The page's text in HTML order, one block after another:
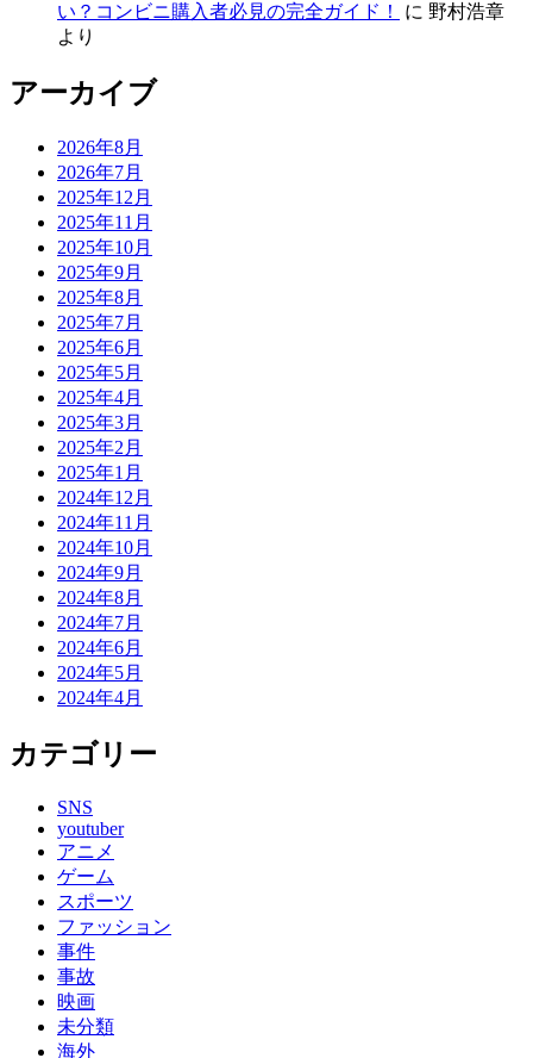
い？コンビニ購入者必見の完全ガイド！
に 野村浩章
より
アーカイブ
2026年8月
2026年7月
2025年12月
2025年11月
2025年10月
2025年9月
2025年8月
2025年7月
2025年6月
2025年5月
2025年4月
2025年3月
2025年2月
2025年1月
2024年12月
2024年11月
2024年10月
2024年9月
2024年8月
2024年7月
2024年6月
2024年5月
2024年4月
カテゴリー
SNS
youtuber
アニメ
ゲーム
スポーツ
ファッション
事件
事故
映画
未分類
海外